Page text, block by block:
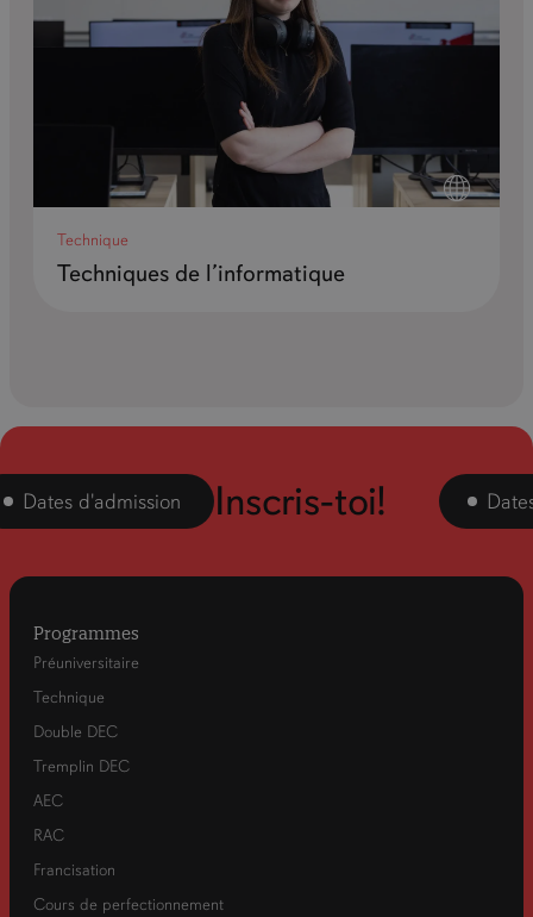
Technique
Techniques de l’informatique
d'admission Inscris-toi! Dates
Programmes
Préuniversitaire
Technique
Double DEC
Tremplin DEC
AEC
RAC
Francisation
Cours de perfectionnement